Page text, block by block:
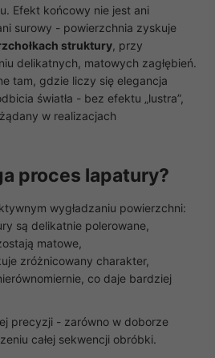
Efekt końcowy nie jest ani
surowy - powierzchnia zyskuje
struktury, przy
delikatnych, matowych zagłębień.
tam, gdzie liczy się elegancja
światła - bez efektu „lustra”,
w realizacjach
proces lapatury?
wygładzaniu powierzchni:
są delikatnie polerowane,
matowe,
zróżnicowany charakter,
co daje bardziej
precyzji - zarówno w doborze
całej sekwencji obróbki.